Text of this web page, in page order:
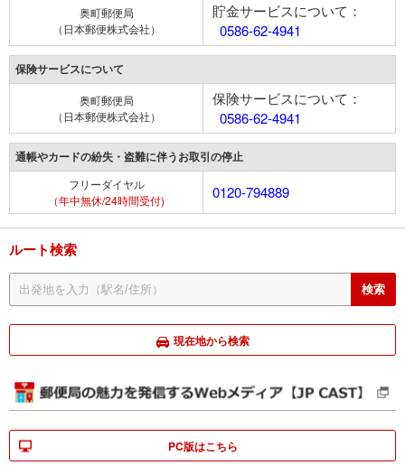
奥町郵便局
（日本郵便株式会社）
貯金サービスについて：
0586-62-4941
保険サービスについて
奥町郵便局
（日本郵便株式会社）
保険サービスについて：
0586-62-4941
通帳やカードの紛失・盗難に伴うお取引の停止
フリーダイヤル
（年中無休/24時間受付)
0120-794889
ルート検索
現在地から検索
PC版はこちら